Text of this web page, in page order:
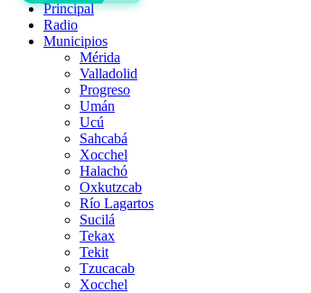
Principal
Radio
Municipios
Mérida
Valladolid
Progreso
Umán
Ucú
Sahcabá
Xocchel
Halachó
Oxkutzcab
Río Lagartos
Sucilá
Tekax
Tekit
Tzucacab
Xocchel